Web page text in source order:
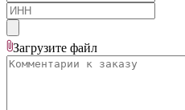
Загрузите файл